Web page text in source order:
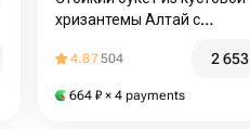
хризантемы Алтай с
4.87504 2 653
664 ₽ × 4 payments